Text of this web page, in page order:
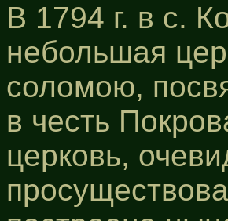
В 1794 г. в с.
небольшая
соломою,
в честь
церковь,